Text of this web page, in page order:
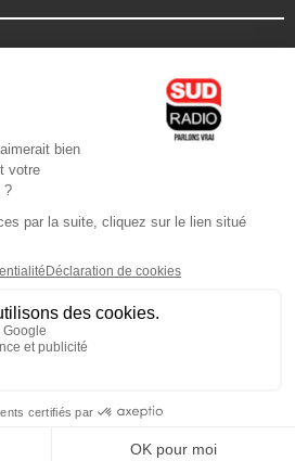
/ Android
l'application
: ©Sud Radio / Pierre Olivier
Jon Rakotozafy
Le Petit Matin